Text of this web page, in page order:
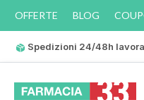
OFFERTE BLOG
Spedizioni 24/48h